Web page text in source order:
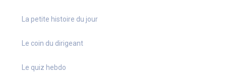
La petite histoire du jour
Le coin du dirigeant
Le quiz hebdo